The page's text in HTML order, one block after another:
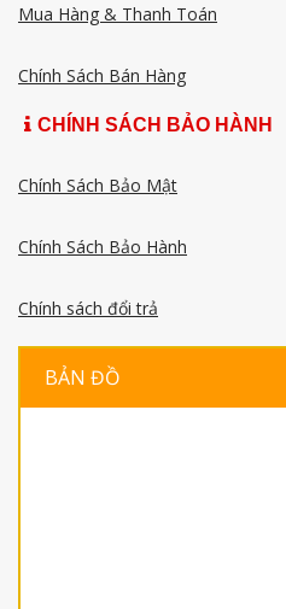
Mua Hàng & Thanh Toán
Chính Sách Bán Hàng
CHÍNH SÁCH BẢO HÀNH
Chính Sách Bảo Mật
Chính Sách Bảo Hành
Chính sách đổi trả
BẢN ĐỒ